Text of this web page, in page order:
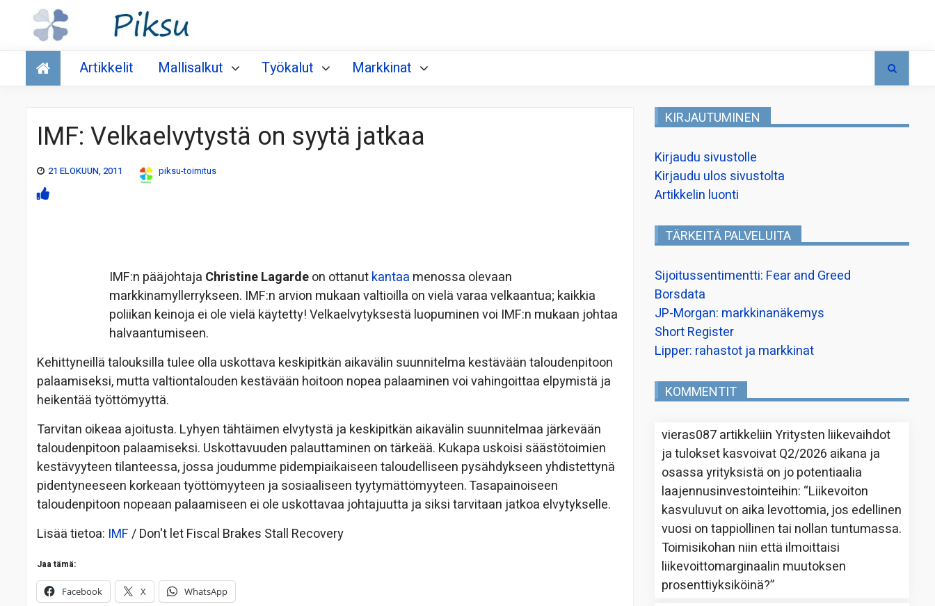
Talous
Artikkelit Mallisalkut Työkalut Markkinat
IMF: Velkaelvytystä on syytä jatkaa
21 ELOKUUN, 2011 piksu-toimitus
IMF:n pääjohtaja Christine Lagardeon ottanutkantaa menossa olevaan
markkinamyllerrykseen. IMF:n arvion mukaan valtioilla on vielä varaa velkaantua; kaikkia
poliikan keinoja ei ole vielä käytetty! Velkaelvytyksestä luopuminen voi IMF:n mukaan johtaa
halvaantumiseen.
Kehittyneillä talouksilla tulee olla uskottava keskipitkän aikavälin suunnitelma kestävään taloudenpitoon
palaamiseksi, mutta valtiontalouden kestävään hoitoon nopea palaaminen voi vahingoittaa elpymistä ja
heikentää työttömyyttä.
Tarvitan oikeaa ajoitusta. Lyhyen tähtäimen elvytystä ja keskipitkän aikavälin suunnitelmaa järkevään
taloudenpitoon palaamiseksi. Uskottavuuden palauttaminen on tärkeää. Kukapa uskoisi säästötoimien
kestävyyteen tilanteessa, jossa joudumme pidempiaikaiseen taloudelliseen pysähdykseen yhdistettynä
pidentyneeseen korkeaan työttömyyteen ja sosiaaliseen tyytymättömyyteen. Tasapainoiseen
taloudenpitoon nopeaan palaamiseen ei ole uskottavaa johtajuutta ja siksi tarvitaan jatkoa elvytykselle.
Lisää tietoa: IMF/ Don't let Fiscal Brakes Stall Recovery
Jaa tämä:
Facebook X WhatsApp
KIRJAUTUMINEN
Kirjaudu sivustolle
Kirjaudu ulos sivustolta
Artikkelin luonti
TÄRKEITÄ PALVELUITA
Sijoitussentimentti: Fear and Greed
Borsdata
JP-Morgan: markkinanäkemys
Short Register
Lipper: rahastot ja markkinat
KOMMENTIT
vieras087artikkeliinYritysten liikevaihdot
ja tulokset kasvoivat Q2/2026 aikana ja
osassa yrityksistä on jo potentiaalia
laajennusinvestointeihin: “Liikevoiton
kasvuluvut on aika levottomia, jos edellinen
vuosi on tappiollinen tai nollan tuntumassa.
Toimisikohan niin että ilmoittaisi
liikevoittomarginaalin muutoksen
prosenttiyksiköinä?”